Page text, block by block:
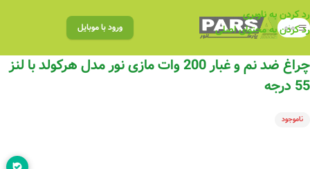
رد کردن به ناوبری
رد کردن به محتوای اصلی
منو ورود با موبایل
چراغ ضد نم و غبار 200 وات مازی نور مدل هرکولد با لنز
55 درجه
ناموجود